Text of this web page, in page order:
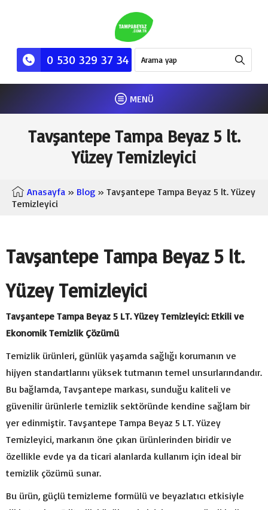
0 530 329 37 34
MENÜ
Tavşantepe Tampa Beyaz 5 lt.
Yüzey Temizleyici
Anasayfa » Blog » Tavşantepe Tampa Beyaz 5 lt. Yüzey
Temizleyici
Tavşantepe Tampa Beyaz 5 lt.
Yüzey Temizleyici
Tavşantepe Tampa Beyaz 5 LT. Yüzey Temizleyici: Etkili ve
Ekonomik Temizlik Çözümü
Temizlik ürünleri, günlük yaşamda sağlığı korumanın ve
hijyen standartlarını yüksek tutmanın temel unsurlarındandır.
Bu bağlamda, Tavşantepe markası, sunduğu kaliteli ve
güvenilir ürünlerle temizlik sektöründe kendine sağlam bir
yer edinmiştir. Tavşantepe Tampa Beyaz 5 LT. Yüzey
Temizleyici, markanın öne çıkan ürünlerinden biridir ve
özellikle evde ya da ticari alanlarda kullanım için ideal bir
temizlik çözümü sunar.
Bu ürün, güçlü temizleme formülü ve beyazlatıcı etkisiyle